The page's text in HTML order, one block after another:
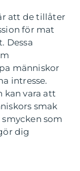
att de tillåter
för mat
Dessa
människor
intresse.
kan vara att
smak
som
dig